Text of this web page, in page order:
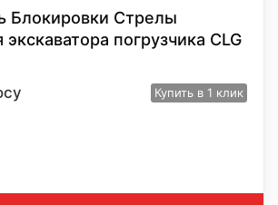
Блокировки Стрелы
погрузчика CLG
Купить в 1 клик